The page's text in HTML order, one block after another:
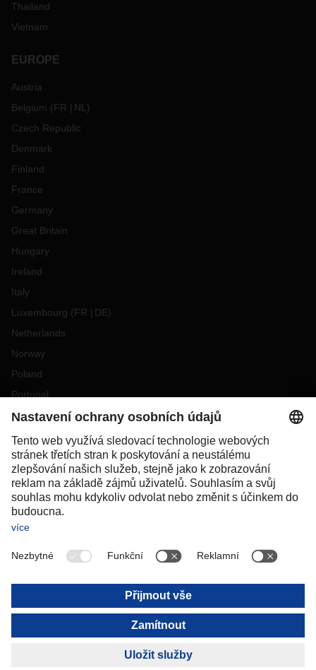
Thailand
Vietnam
EUROPE
Austria
Belgium (FR NL )
Czech Republic
Denmark
Finland
France
Germany
Great Britain
Hungary
Ireland
Italy
Luxembourg (FR DE)
Netherlands
Norway
Poland
Portugal
Romania
Slovakia
Spain
Sweden
Switzerland(DE FR)
Turkey
OCEANIA